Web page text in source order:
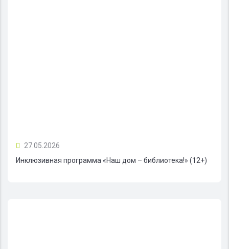
27.05.2026
Инклюзивная программа «Наш дом – библиотека!» (12+)